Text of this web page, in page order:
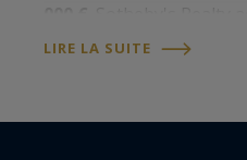
acheteurs dans leurs
LIRE LA SUITE